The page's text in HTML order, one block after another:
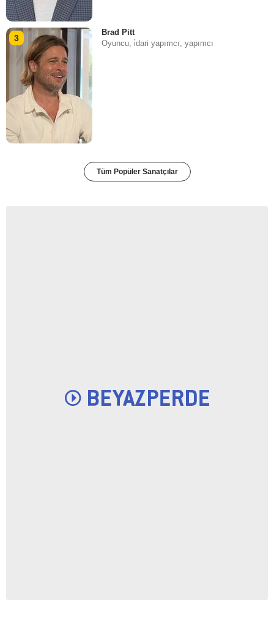
3
Brad Pitt
Oyuncu, i̇dari yapımcı, yapımcı
Tüm Popüler Sanatçılar